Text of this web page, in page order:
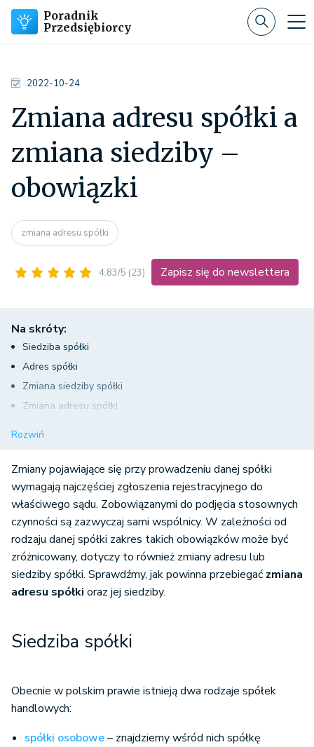
Poradnik
Przedsiębiorcy
2022-10-24
Zmiana adresu spółki a
zmiana siedziby –
obowiązki
zmiana adresu spółki
4.83/5 (23) Zapisz się do newslettera
Na skróty:
Siedziba spółki
Adres spółki
Zmiana siedziby spółki
Zmiana adresu spółki
Rozwiń
Zmiany pojawiające się przy prowadzeniu danej spółki
wymagają najczęściej zgłoszenia rejestracyjnego do
właściwego sądu. Zobowiązanymi do podjęcia stosownych
czynności są zazwyczaj sami wspólnicy. W zależności od
rodzaju danej spółki zakres takich obowiązków może być
zróżnicowany, dotyczy to również zmiany adresu lub
siedziby spółki. Sprawdźmy, jak powinna przebiegać zmiana
adresu spółki oraz jej siedziby.
Siedziba spółki
Obecnie w polskim prawie istnieją dwa rodzaje spółek
handlowych:
spółki osobowe– znajdziemy wśród nich spółkę